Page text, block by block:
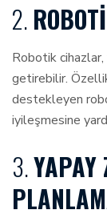
2.
Robotik
getirebilir.
destekleyen
iyileşmesine
3.YAPAY